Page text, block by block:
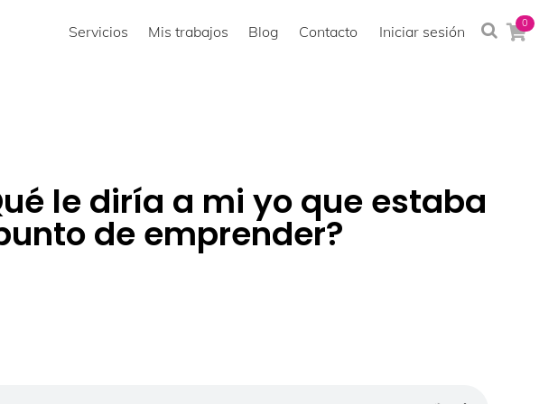
0
Servicios Mis trabajos Blog Contacto Iniciar sesión
le diría a mi yo que estaba
de emprender?